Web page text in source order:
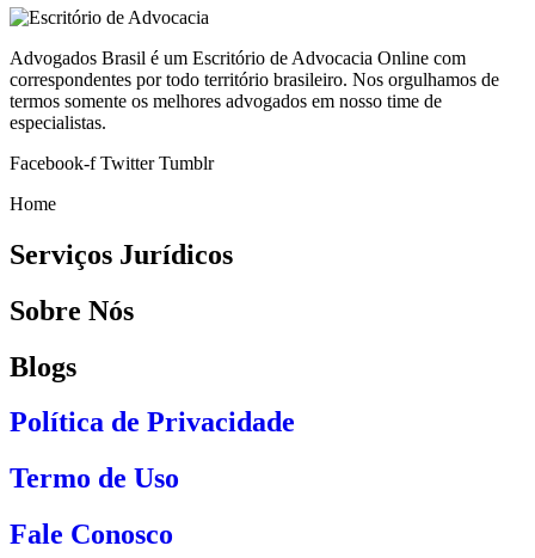
Advogados Brasil é um Escritório de Advocacia Online com
correspondentes por todo território brasileiro. Nos orgulhamos de
termos somente os melhores advogados em nosso time de
especialistas.
Facebook-f Twitter Tumblr
Home
Serviços Jurídicos
Sobre Nós
Blogs
Política de Privacidade
Termo de Uso
Fale Conosco